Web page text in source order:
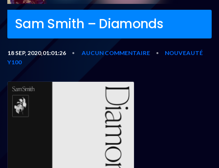
Sam Smith – Diamonds
18 SEP, 2020,01:01:26 • AUCUN COMMENTAIRE •
NOUVEAUTÉ
Y100